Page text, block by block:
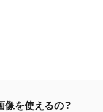
像を使えるの？